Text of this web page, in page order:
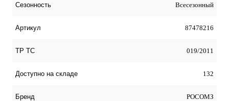
Сезонность Всесезонный
Артикул 87478216
ТР ТС 019/2011
Доступно на складе 132
Бренд РОСОМЗ